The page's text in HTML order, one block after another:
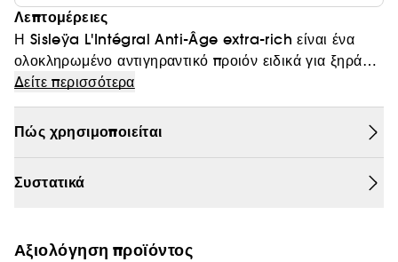
Θαμπάδα
Λεπτομέρειες
Η Sisleÿa L'Intégral Anti-Âge extra-rich είναι ένα
ολοκληρωμένο αντιγηραντικό προιόν ειδικά για ξηρά
δέρματα , που λαμβάνει υπ' όψη την γενετική και
περιβαλλοντική γήρανση,καθώς και την γήρανση λόγω
τρόπου ζωής. Tα αποτελέσματα είναι θεαματικά στις
ρυτίδες,την σύσφιξη,την φωτεινότητα,την πυκνότητα και
Δείτε περισσότερα
Πώς χρησιμοποιείται
Συστατικά
Αξιολόγηση προϊόντος